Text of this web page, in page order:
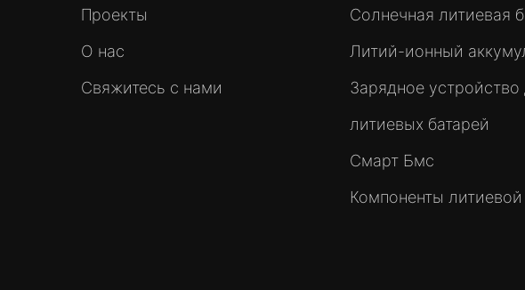
Проекты
О нас
Свяжитесь с нами
Солнечная литиевая
Литий-ионный
Зарядное устройство
литиевых батарей
Смарт Бмс
Компоненты литиевой